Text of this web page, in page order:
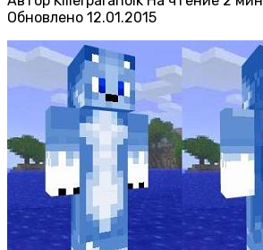
Обновлено 12.01.2015